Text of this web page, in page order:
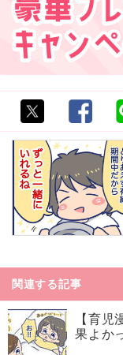
関連する記事
【育
果よか